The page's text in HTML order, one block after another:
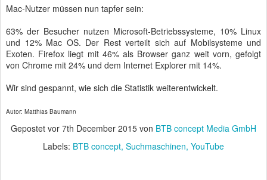
Mac-Nutzer müssen nun tapfer sein:
63% der Besucher nutzen Microsoft-Betriebssysteme, 10% Linux
und 12% Mac OS. Der Rest verteilt sich auf Mobilsysteme und
Exoten. Firefox liegt mit 46% als Browser ganz weit vorn, gefolgt
von Chrome mit 24% und dem Internet Explorer mit 14%.
Wir sind gespannt, wie sich die Statistik weiterentwickelt.
Autor: Matthias Baumann
Gepostet vor 7th December 2015 von BTB concept Media GmbH
Labels: BTB concept Suchmaschinen YouTube